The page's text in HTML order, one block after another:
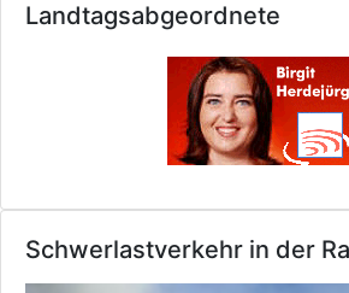
Landtagsabgeordnete
Schwerlastverkehr in der